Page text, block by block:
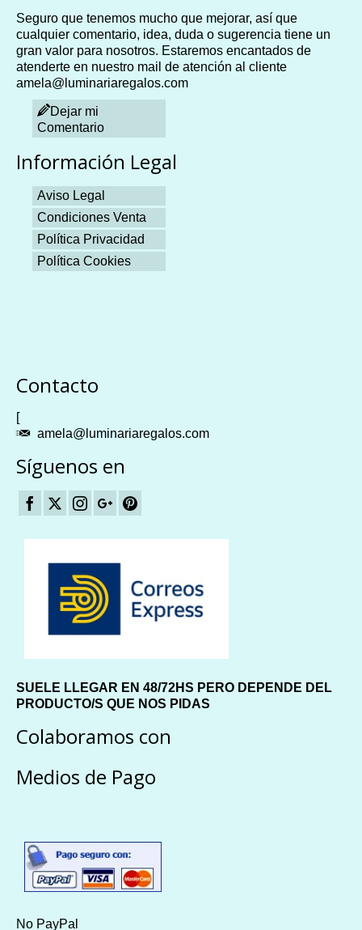
Seguro que tenemos mucho que mejorar, así que
cualquier comentario, idea, duda o sugerencia tiene un
gran valor para nosotros. Estaremos encantados de
atenderte en nuestro mail de atención al cliente
amela@luminariaregalos.com
Dejar mi
Comentario
Información Legal
Aviso Legal
Condiciones Venta
Política Privacidad
Política Cookies
Contacto
[
amela@luminariaregalos.com
Síguenos en
SUELE LLEGAR EN 48/72HS PERO DEPENDE DEL
PRODUCTO/S QUE NOS PIDAS
Colaboramos con
Medios de Pago
No PayPal